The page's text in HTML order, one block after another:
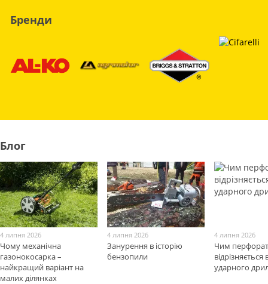
Бренди
Блог
4 липня 2026
Чому механічна
газонокосарка –
найкращий варіант на
малих ділянках
4 липня 2026
Занурення в історію
бензопили
4 липня 2026
Чим
відрізняється
ударного